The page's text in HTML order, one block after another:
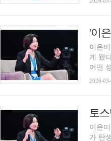
이은
게 됐
어떤
2026-
이은
가 탄